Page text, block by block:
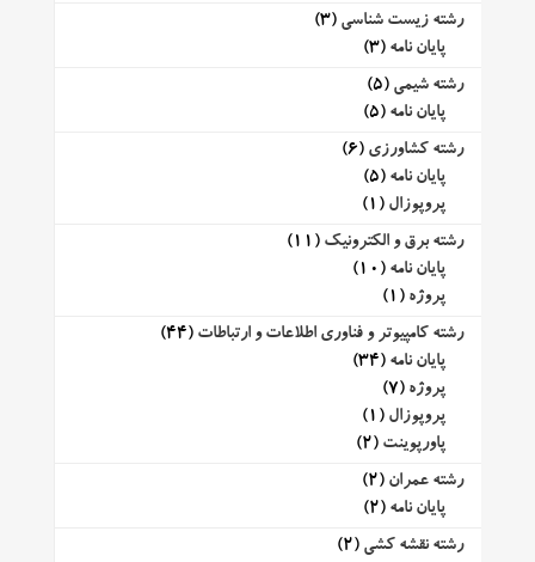
رشته زیست شناسی (3)
پایان نامه (3)
رشته شیمی (5)
پایان نامه (5)
رشته کشاورزی (6)
پایان نامه (5)
پروپوزال (1)
رشته برق و الکترونیک (11)
پایان نامه (10)
پروژه (1)
رشته کامپیوتر و فناوری اطلاعات و ارتباطات (44)
پایان نامه (34)
پروژه (7)
پروپوزال (1)
پاورپوینت (2)
رشته عمران (2)
پایان نامه (2)
رشته نقشه کشی (2)